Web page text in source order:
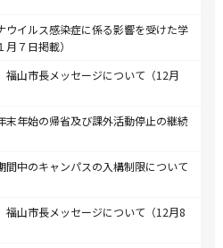
ウイルス感染症に係る影響を受けた学
７日掲載）
福山市長メッセージについて（12月
末年始の帰省及び課外活動停止の継続
間中のキャンパスの入構制限について
福山市長メッセージについて（12月8